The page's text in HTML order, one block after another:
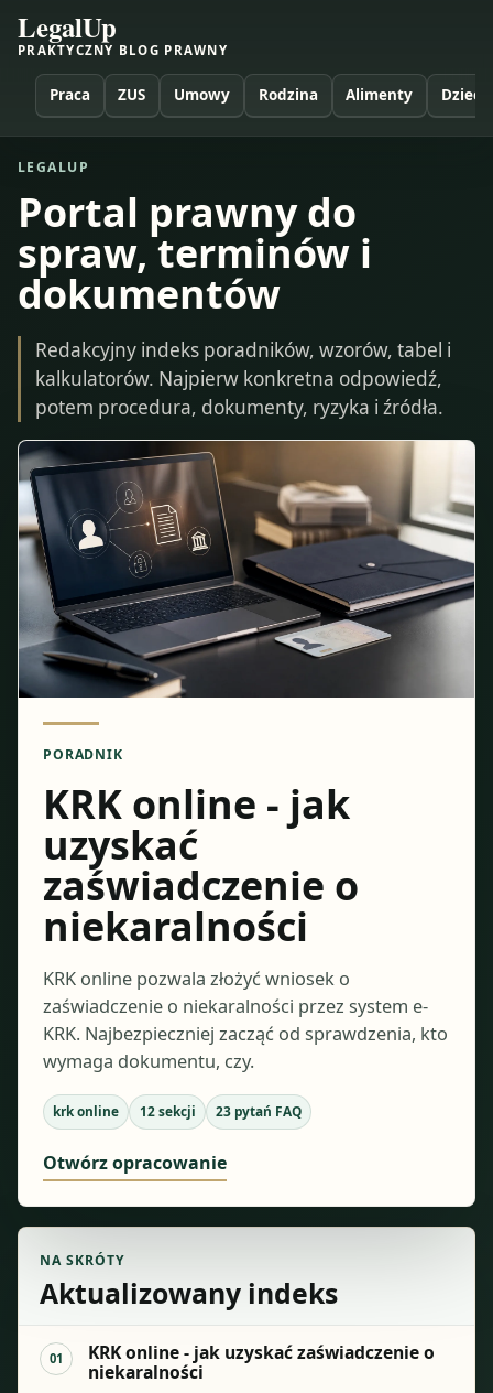
LegalUp
PRAKTYCZNY BLOG PRAWNY
Praca ZUS Umowy Rodzina Alimenty Dzieci
LEGALUP
Portal prawny do
spraw, terminów i
dokumentów
Redakcyjny indeks poradników, wzorów, tabel i
kalkulatorów. Najpierw konkretna odpowiedź,
potem procedura, dokumenty, ryzyka i źródła.
PORADNIK
KRK online - jak
uzyskać
zaświadczenie o
niekaralności
KRK online pozwala złożyć wniosek o
zaświadczenie o niekaralności przez system e-
KRK. Najbezpieczniej zacząć od sprawdzenia, kto
wymaga dokumentu, czy.
krk online 12sekcji 23 pytań FAQ
Otwórz opracowanie
NA SKRÓTY
Aktualizowany indeks
01
KRK online - jak uzyskać zaświadczenie o
niekaralności